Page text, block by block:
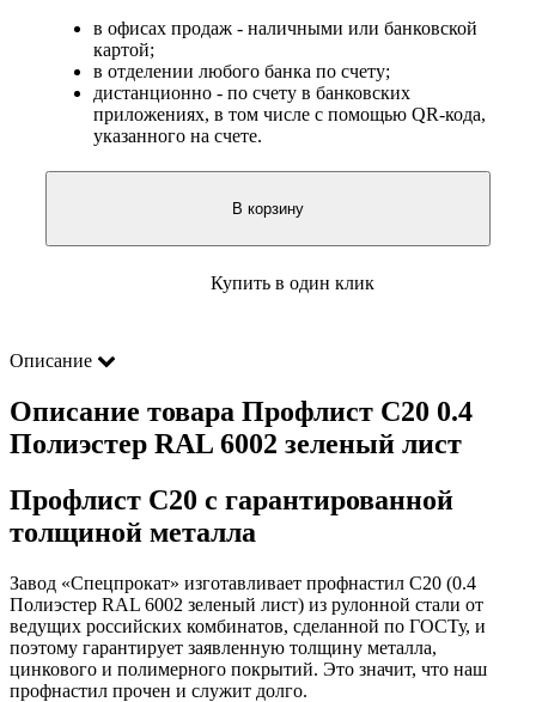
в офисах продаж - наличными или банковской
картой;
в отделении любого банка по счету;
дистанционно - по счету в банковских
приложениях, в том числе с помощью QR-кода,
указанного на счете.
В корзину
Купить в один клик
Описание
Описание товара Профлист С20 0.4
Полиэстер RAL 6002 зеленый лист
Профлист С20 с гарантированной
толщиной металла
Завод «Спецпрокат» изготавливает профнастил С20 (0.4
Полиэстер RAL 6002 зеленый лист) из рулонной стали от
ведущих российских комбинатов, сделанной по ГОСТу, и
поэтому гарантирует заявленную толщину металла,
цинкового и полимерного покрытий. Это значит, что наш
профнастил прочен и служит долго.